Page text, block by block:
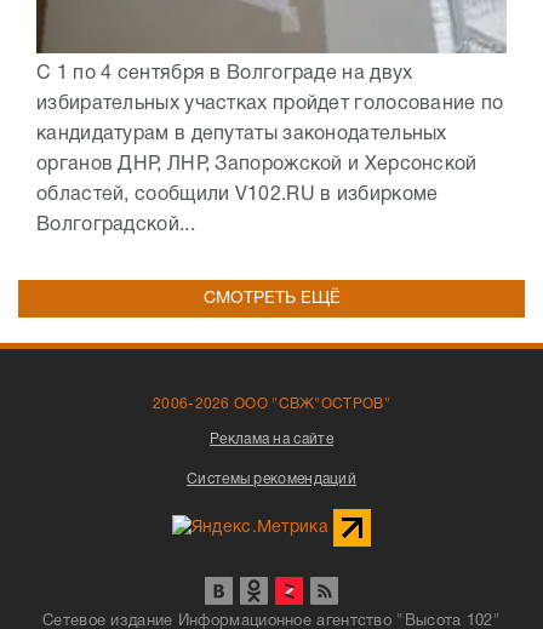
С 1 по 4 сентября в Волгограде на двух
избирательных участках пройдет голосование по
кандидатурам в депутаты законодательных
органов ДНР, ЛНР, Запорожской и Херсонской
областей, сообщили V102.RU в избиркоме
Волгоградской...
СМОТРЕТЬ ЕЩЁ
2006-2026 ООО "СВЖ"ОСТРОВ"
Реклама на сайте
Системы рекомендаций
Сетевое издание Информационное агентство "Высота 102"